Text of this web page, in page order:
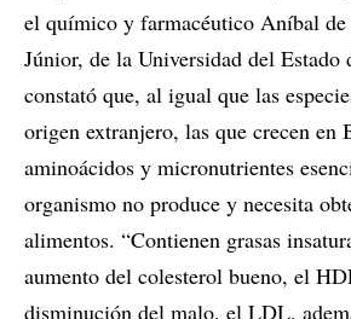
el químico y farmacéutico Aníbal de
Júnior, de la Universidad del Estado
constató que, al igual que las
origen extranjero, las que crecen en
aminoácidos y micronutrientes
organismo no produce y necesita
alimentos. “Contienen grasas
aumento del colesterol bueno, el
disminución del malo, el LDL,